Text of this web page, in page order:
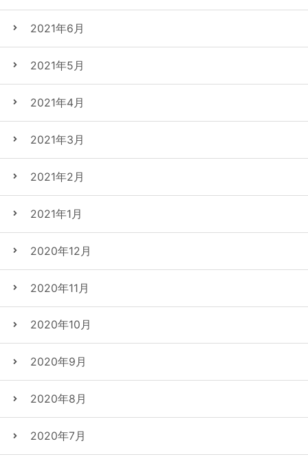
2021年6月
2021年5月
2021年4月
2021年3月
2021年2月
2021年1月
2020年12月
2020年11月
2020年10月
2020年9月
2020年8月
2020年7月